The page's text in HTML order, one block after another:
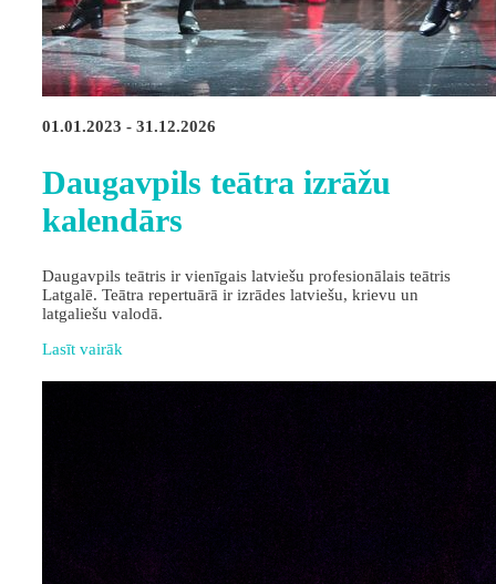
01.01.2023 - 31.12.2026
Daugavpils teātra izrāžu
kalendārs
Daugavpils teātris ir vienīgais latviešu profesionālais teātris
Latgalē. Teātra repertuārā ir izrādes latviešu, krievu un
latgaliešu valodā.
Lasīt vairāk